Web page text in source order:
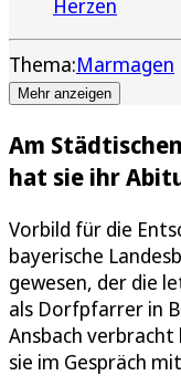
Thema:Marmagen
Mehr anzeigen
Am
hat sie ihr
Vorbild für die
bayerische
gewesen, der die
als Dorfpfarrer in
Ansbach verbracht
sie im Gespräch